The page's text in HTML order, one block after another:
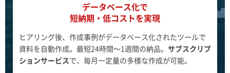
データベース化で
短納期・低コストを実現
ヒアリング後、作成事例がデータベース化されたツールで
資料を自動作成。最短24時間～1週間の納品。 サブスクリプ
ションサービスで、毎月一定量の多様な作成が可能。